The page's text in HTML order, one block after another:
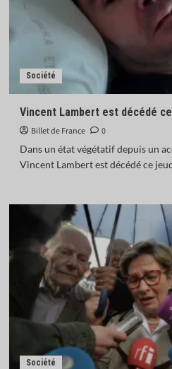
Société
Vincent Lambert est décédé
Billet de France
0
Dans un état végétatif depuis un
Vincent Lambert est décédé ce
Société